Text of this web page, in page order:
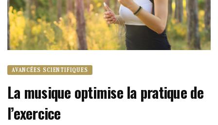
AVANCÉES SCIENTIFIQUES
La musique optimise la pratique de
l’exercice